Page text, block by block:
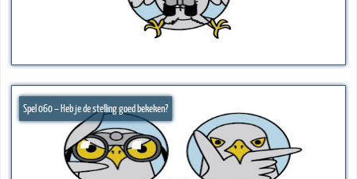
Spel 060 – Heb je de stelling goed bekeken?